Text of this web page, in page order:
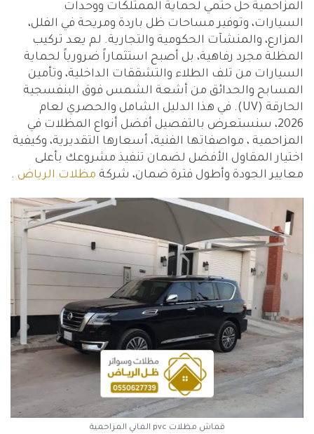
المزاحمية حل حتمي لحماية الممتلكات ووحدات
السيارات، وتوفير مساحات ظل باردة ومريحة في الفلل،
المزارع، والمنشآت الحكومية والتجارية. لم يعد تركيب
المظلة مجرد رفاهية، بل أصبح استثماراً ضرورياً لحماية
السيارات من تلف الطلاء والتشققات الداخلية، وتأمين
المسابح والحدائق من أشعة الشمس فوق البنفسجية
الحارقة (UV). في هذا الدليل الشامل والحصري لعام
2026، سنستعرض بالتفصيل أفضل أنواع المظلات في
المزاحمية ، مواصفاتها الفنية، أسعارها التقديرية، وكيفية
اختيار المقاول الأفضل لضمان تنفيذ مشروعك بأعلى
معايير الجودة وأطول فترة ضمان، شركة مظلات الرياض .
قماش مظلات pvc الماني المزاحمية